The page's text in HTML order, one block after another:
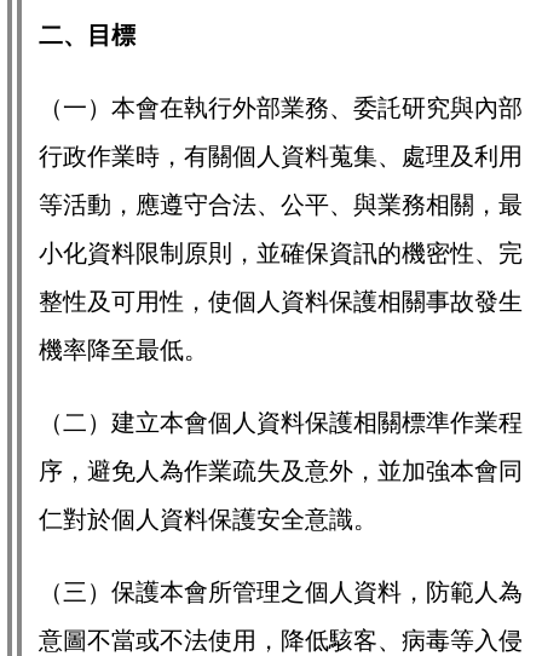
二、目標
（一）本會在執行外部業務、委託研究與內部
行政作業時，有關個人資料蒐集、處理及利用
等活動，應遵守合法、公平、與業務相關，最
小化資料限制原則，並確保資訊的機密性、完
整性及可用性，使個人資料保護相關事故發生
機率降至最低。
（二）建立本會個人資料保護相關標準作業程
序，避免人為作業疏失及意外，並加強本會同
仁對於個人資料保護安全意識。
（三）保護本會所管理之個人資料，防範人為
意圖不當或不法使用，降低駭客、病毒等入侵